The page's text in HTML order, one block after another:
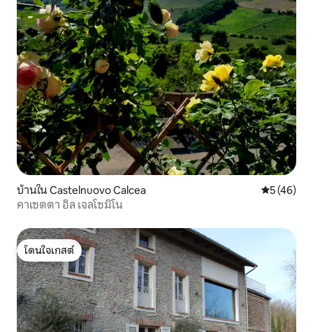
บ้านใน Castelnuovo Calcea คะแนนเฉลี่
5 (46)
คาเซตตา อิล เจลโซมิโน
โดนใจเกสต์
โดนใจเกสต์